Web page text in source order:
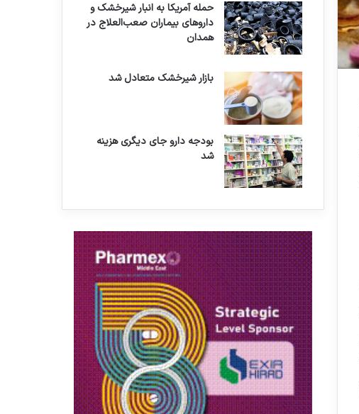
حمله آمریکا به انبار شیرخشک و
داروهای بیماران صعب‌العلاج در
همدان
بازار شیرخشک متعادل شد
بودجه دارو جای دیگری هزینه
شد